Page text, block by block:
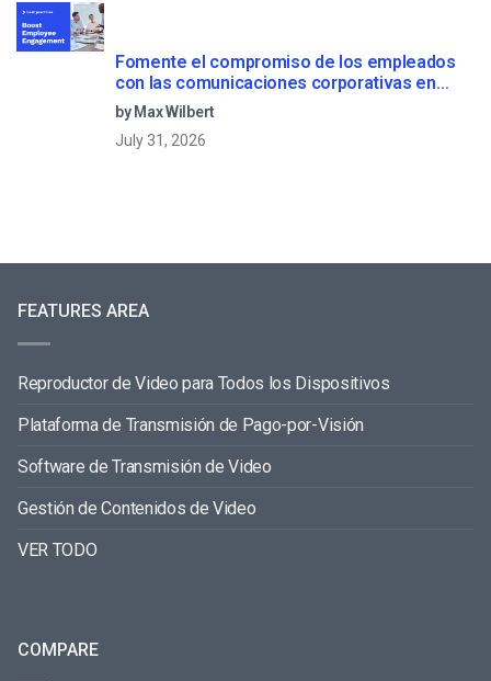
Fomente el compromiso de los empleados
con las comunicaciones corporativas en
directo
by Max Wilbert
July 31, 2026
FEATURES AREA
Reproductor de Video para Todos los Dispositivos
Plataforma de Transmisión de Pago-por-Visión
Software de Transmisión de Video
Gestión de Contenidos de Video
VER TODO
COMPARE